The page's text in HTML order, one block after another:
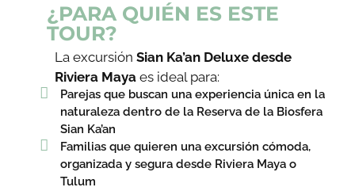
¿PARA QUIÉN ES ESTE
TOUR?
La excursión Sian Ka’an Deluxe desde
Riviera Maya es ideal para:
Parejas que buscan una experiencia única en la
naturaleza dentro de la Reserva de la Biosfera
Sian Ka’an
Familias que quieren una excursión cómoda,
organizada y segura desde Riviera Maya o
Tulum